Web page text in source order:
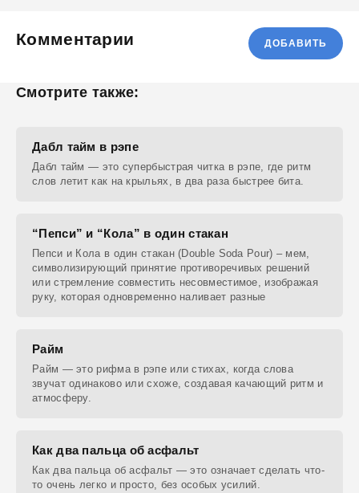
Комментарии ДОБАВИТЬ
Смотрите также:
Дабл тайм в рэпе
Дабл тайм — это супербыстрая читка в рэпе, где ритм
слов летит как на крыльях, в два раза быстрее бита.
“Пепси” и “Кола” в один стакан
Пепси и Кола в один стакан (Double Soda Pour) – мем,
символизирующий принятие противоречивых решений
или стремление совместить несовместимое, изображая
руку, которая одновременно наливает разные
Райм
Райм — это рифма в рэпе или стихах, когда слова
звучат одинаково или схоже, создавая качающий ритм и
атмосферу.
Как два пальца об асфальт
Как два пальца об асфальт — это означает сделать что-
то очень легко и просто, без особых усилий.